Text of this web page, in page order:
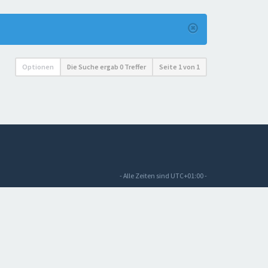
Optionen Die Suche ergab 0 Treffer Seite 1von 1
- Alle Zeiten sind UTC+01:00-